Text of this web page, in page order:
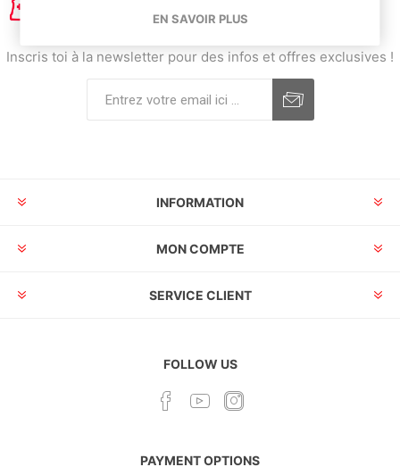
Inscris toi à la newsletter pour des infos et offres exclusives !
INFORMATION
MON COMPTE
SERVICE CLIENT
FOLLOW US
PAYMENT OPTIONS
EN SAVOIR PLUS